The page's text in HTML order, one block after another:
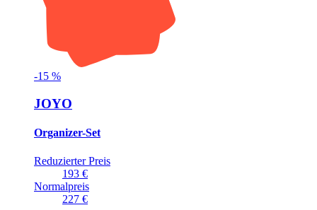
-15 %
JOYO
Organizer-Set
Reduzierter Preis
193 €
Normalpreis
227 €